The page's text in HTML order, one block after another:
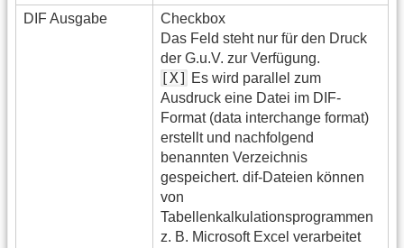
DIF Ausgabe
Checkbox
Das Feld steht nur für den Druck
der G.u.V. zur Verfügung.
[X]
Es wird parallel zum
Ausdruck eine Datei im DIF-
Format (data interchange format)
erstellt und nachfolgend
benannten Verzeichnis
gespeichert. dif-Dateien können
von
Tabellenkalkulationsprogrammen
z. B. Microsoft Excel verarbeitet